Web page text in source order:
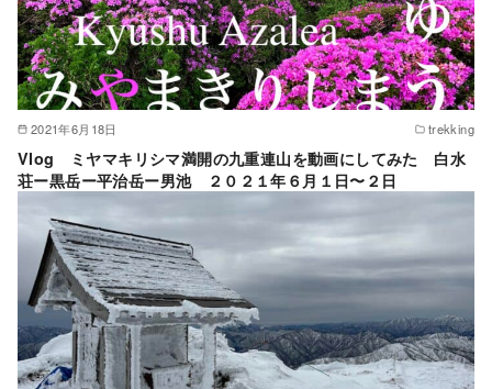
2021年6月18日 trekking
Vlog ミヤマキリシマ満開の九重連山を動画にしてみた 白水
荘ー黒岳ー平治岳ー男池 ２０２１年６月１日〜２日